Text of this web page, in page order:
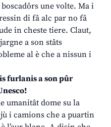
une volte. Ma i
di fâ alc par no fâ
in cheste tiere. Claut,
a son stâts
al è che a nissun i
furlanis a son pûr
umanitât dome su la
i camions che a puartin